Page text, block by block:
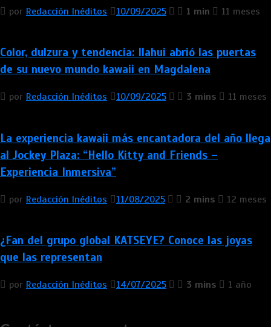
por Redacción Inéditos 10/09/2025 1 min 11 meses
Color, dulzura y tendencia: Ilahui abrió las puertas
de su nuevo mundo kawaii en Magdalena
por Redacción Inéditos 10/09/2025 3 mins 11 meses
La experiencia kawaii más encantadora del año llega
al Jockey Plaza: “Hello Kitty and Friends –
Experiencia Inmersiva”
por Redacción Inéditos 11/08/2025 2 mins 12 meses
¿Fan del grupo global KATSEYE? Conoce las joyas
que las representan
por Redacción Inéditos 14/07/2025 3 mins 1 año